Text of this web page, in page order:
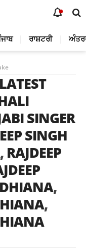
ਰਾਸ਼ਟਰੀ
LATEST
SINGER
SINGH
, RAJDEEP
,
,